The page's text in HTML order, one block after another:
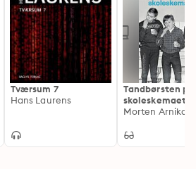
Tværsum 7
Hans Laurens
Tandbørsten på
skoleskemaet